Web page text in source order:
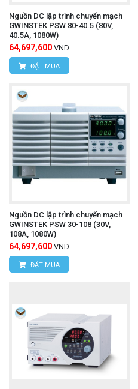
Nguồn DC lập trình chuyển mạch
GWINSTEK PSW 80-40.5 (80V,
40.5A, 1080W)
64,697,600 VND
ĐẶT MUA
Nguồn DC lập trình chuyển mạch
GWINSTEK PSW 30-108 (30V,
108A, 1080W)
64,697,600 VND
ĐẶT MUA